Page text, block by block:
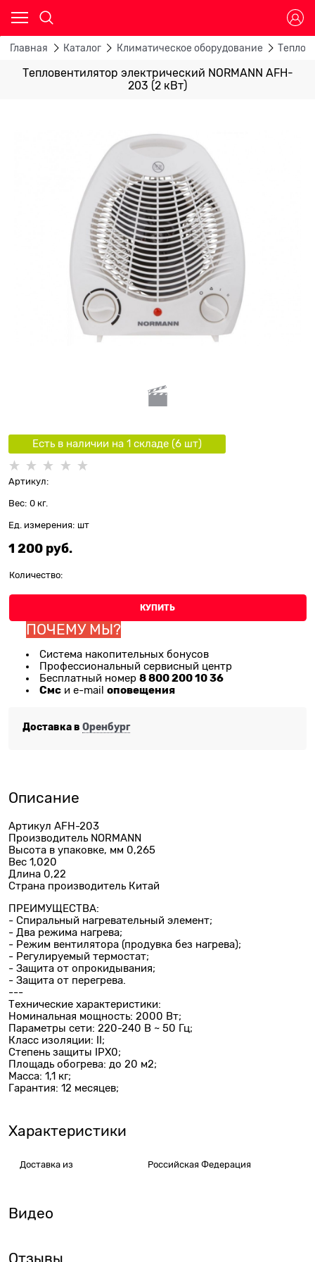
Главная Каталог Климатическое оборудование
Тепловентилятор электрический NORMANN AFH-
203 (2 кВт)
Есть в наличии на 1 складe (6шт)
Артикул:
Вес: 0 кг.
Ед. измерения: шт
1 200 руб.
Количество:
КУПИТЬ
ПОЧЕМУ МЫ?
Система накопительных бонусов
Профессиональный сервисный центр
Бесплатный номер 8 800 200 10 36
Смс и e-mail оповещения
Доставка в Оренбург
Описание
Артикул AFH-203
Производитель NORMANN
Высота в упаковке, мм 0,265
Вес 1,020
Длина 0,22
Страна производитель Китай
ПРЕИМУЩЕСТВА:
- Спиральный нагревательный элемент;
- Два режима нагрева;
- Режим вентилятора (продувка без нагрева);
- Регулируемый термостат;
- Защита от опрокидывания;
- Защита от перегрева.
---
Технические характеристики:
Номинальная мощность: 2000 Вт;
Параметры сети: 220-240 В ~ 50 Гц;
Класс изоляции: II;
Степень защиты IPX0;
Площадь обогрева: до 20 м2;
Масса: 1,1 кг;
Гарантия: 12 месяцев;
Характеристики
Доставка из Российская Федерация
Видео
Отзывы